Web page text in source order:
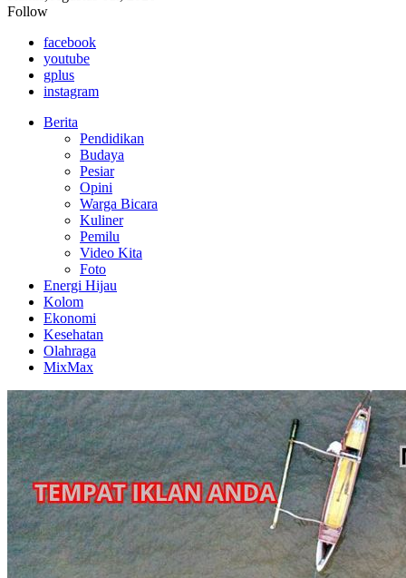
Follow
facebook
youtube
gplus
instagram
Berita
Pendidikan
Budaya
Pesiar
Opini
Warga Bicara
Kuliner
Pemilu
Video Kita
Foto
Energi Hijau
Kolom
Ekonomi
Kesehatan
Olahraga
MixMax